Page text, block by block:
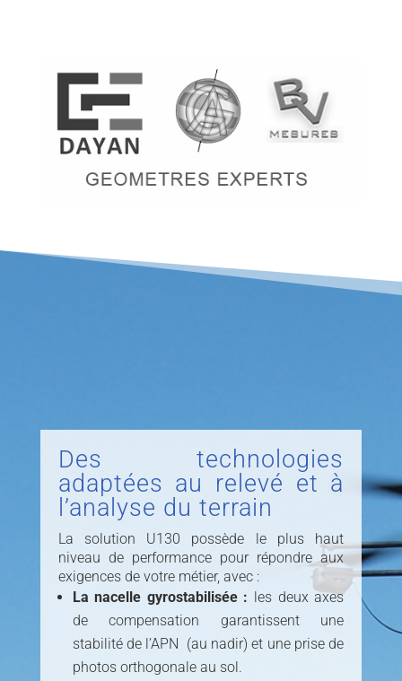
Des technologies
adaptées au relevé et à
l’analyse du terrain
La solution U130 possède le plus haut
niveau de performance pour répondre aux
exigences de votre métier, avec :
La nacelle gyrostabilisée :
les deux axes
de compensation garantissent une
stabilité de l’APN (au nadir) et une prise de
photos orthogonale au sol.